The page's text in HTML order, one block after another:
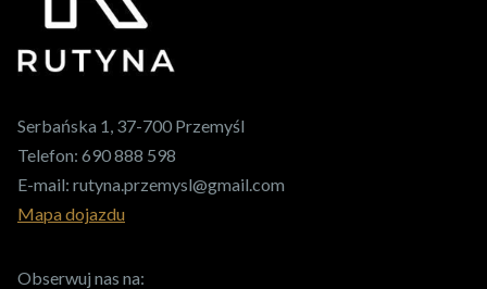
Serbańska 1, 37-700 Przemyśl
Telefon: 690 888 598
E-mail: rutyna.przemysl@gmail.com
Mapa dojazdu
Obserwuj nas na: